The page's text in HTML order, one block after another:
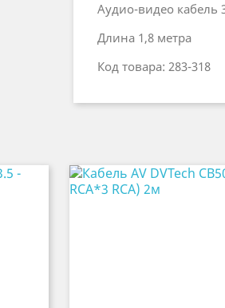
Аудио-видео кабель
Длина 1,8 метра
Код товара: 283-318